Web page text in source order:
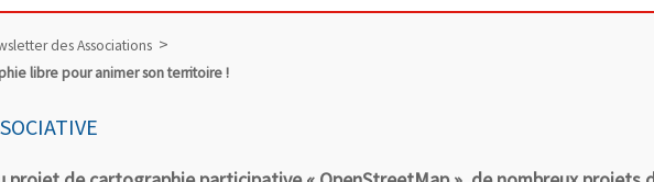
des Associations
libre pour animer son territoire !